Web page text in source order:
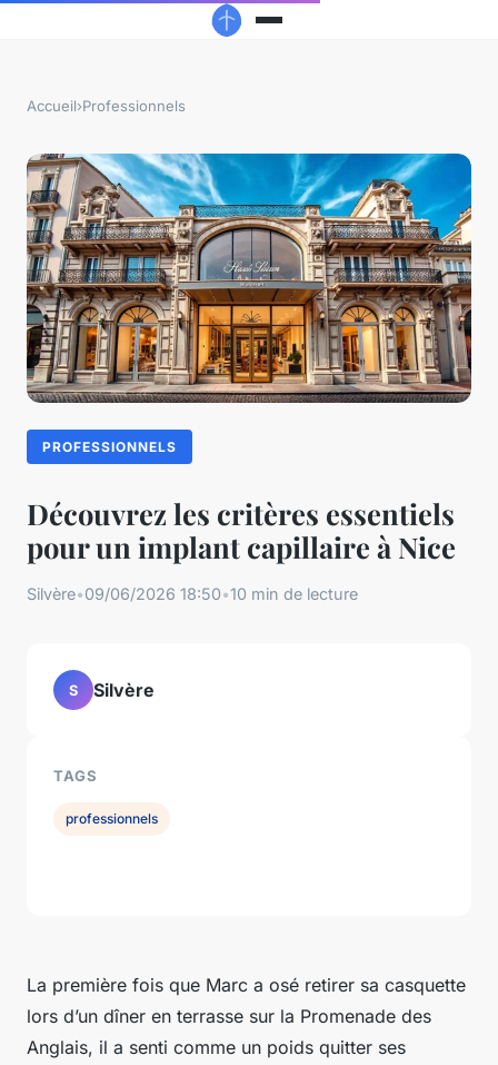
Accueil›Professionnels
PROFESSIONNELS
Découvrez les critères essentiels
pour un implant capillaire à Nice
Silvère•09/06/2026 18:50•10 min de lecture
La première fois que Marc a osé retirer sa casquette
lors d’un dîner en terrasse sur la Promenade des
Anglais, il a senti comme un poids quitter ses
S Silvère
TAGS
professionnels